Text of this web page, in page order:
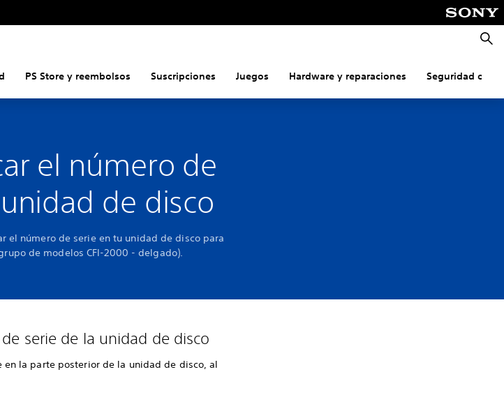
PS Store y reembolsos Suscripciones Juegos Hardware y reparaciones Seguridad
el número de
de disco
el número de serie en tu unidad de disco para
de modelos CFI-2000 - delgado).
serie de la unidad de disco
en la parte posterior de la unidad de disco, al